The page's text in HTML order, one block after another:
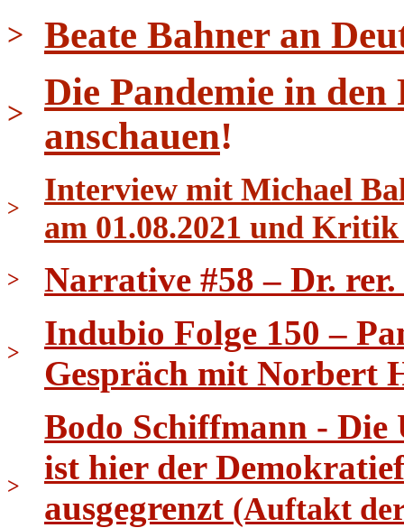
> Beate Bahner an
>
Die Pandemie in
anschauen!
>
Interview mit Michael
am 01.08.2021 und Kritik
> Narrative #58 – Dr.
>
Indubio Folge 150 –
Gespräch mit Norbert
>
Bodo Schiffmann -
ist hier der
ausgegrenzt (Auftakt